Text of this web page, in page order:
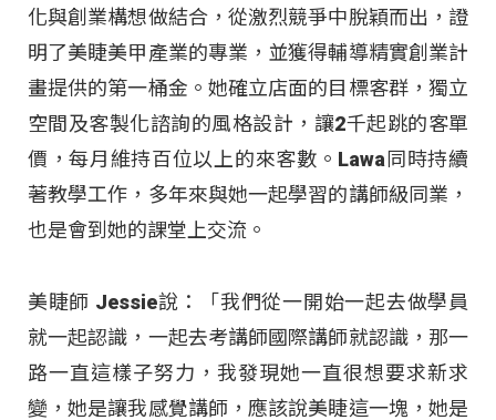
化與創業構想做結合，從激烈競爭中脫穎而出，證
明了美睫美甲產業的專業，並獲得輔導精實創業計
畫提供的第一桶金。她確立店面的目標客群，獨立
空間及客製化諮詢的風格設計，讓2千起跳的客單
價，每月維持百位以上的來客數。Lawa同時持續
著教學工作，多年來與她一起學習的講師級同業，
也是會到她的課堂上交流。
美睫師 Jessie說：「我們從一開始一起去做學員
就一起認識，一起去考講師國際講師就認識，那一
路一直這樣子努力，我發現她一直很想要求新求
變，她是讓我感覺講師，應該說美睫這一塊，她是